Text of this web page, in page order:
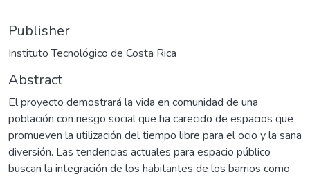
Publisher
Instituto Tecnológico de Costa Rica
Abstract
El proyecto demostrará la vida en comunidad de una
población con riesgo social que ha carecido de espacios que
promueven la utilización del tiempo libre para el ocio y la sana
diversión. Las tendencias actuales para espacio público
buscan la integración de los habitantes de los barrios como